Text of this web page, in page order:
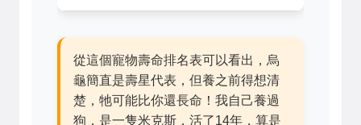
從這個寵物壽命排名表可以看出，烏
龜簡直是壽星代表，但養之前得想清
楚，牠可能比你還長命！我自己養過
狗，是一隻米克斯，活了14年，算是